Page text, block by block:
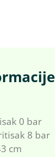
0 bar
8 bar
cm